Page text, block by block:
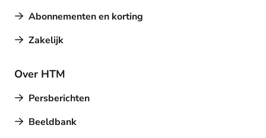
Abonnementen en korting
Zakelijk
Over HTM
Persberichten
Beeldbank